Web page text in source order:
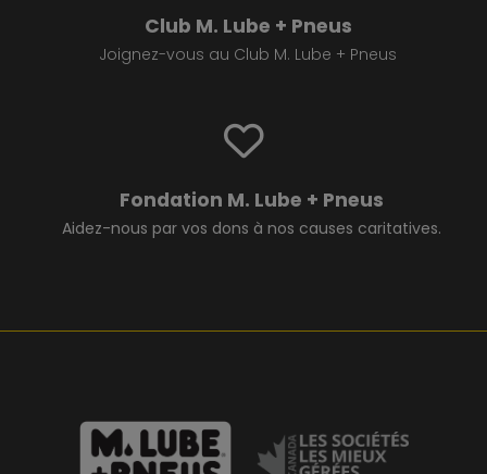
Club M. Lube + Pneus
Joignez-vous au Club M. Lube + Pneus
Fondation M. Lube + Pneus
Aidez-nous par vos dons à nos causes caritatives.